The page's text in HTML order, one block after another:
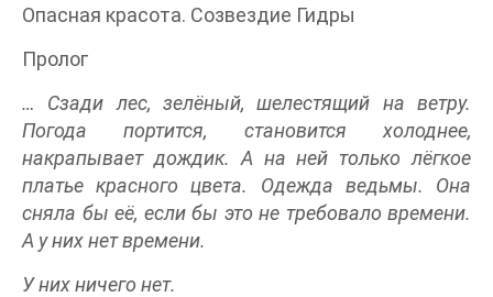
Опасная красота. Созвездие Гидры
Пролог
… Сзади лес, зелёный, шелестящий на ветру.
Погода портится, становится холоднее,
накрапывает дождик. А на ней только лёгкое
платье красного цвета. Одежда ведьмы. Она
сняла бы её, если бы это не требовало времени.
А у них нет времени.
У них ничего нет.